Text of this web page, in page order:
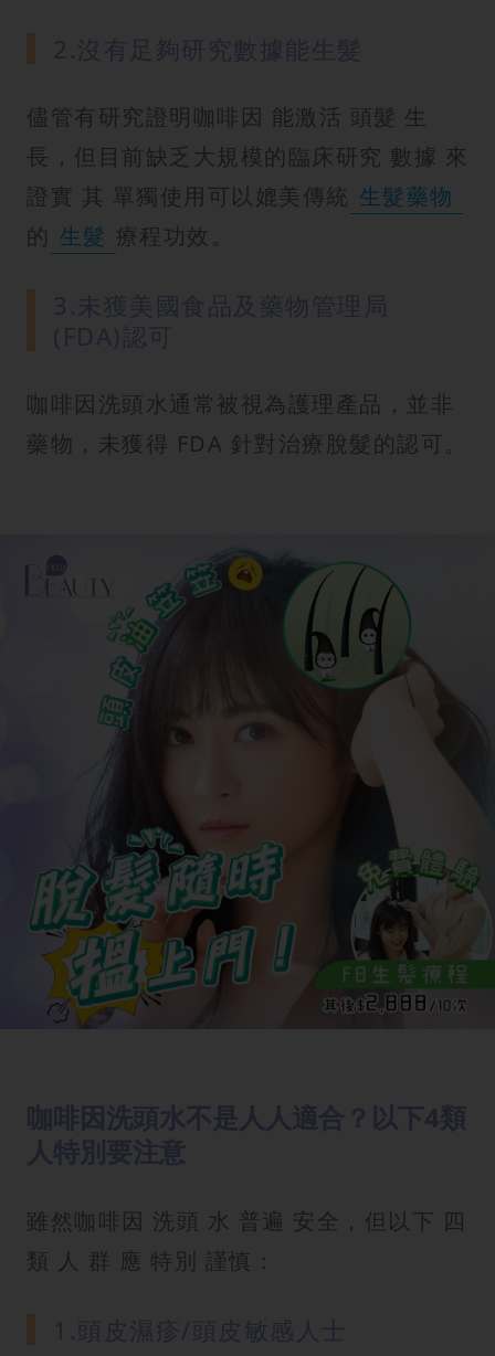
儘管有研究證明咖啡因 能激活 頭髮 生
長，但目前缺乏大規模的臨床研究 數據 來
證實 其 單獨使用可以媲美傳統 生髮藥物
的 生髮 療程功效。
咖啡因洗頭水通常被視為護理產品，並非
藥物，未獲得 FDA 針對治療脫髮的認可。
雖然咖啡因 洗頭 水 普遍 安全，但以下 四
類 人 群 應 特別 謹慎：